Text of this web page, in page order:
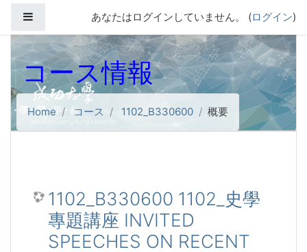
サイドパネルあなたはログインしていません。 (ログイン)
コース情報
Home コース 1102_B330600 概要
1102_B330600 1102_史學
專題講座 INVITED
SPEECHES ON RECENT